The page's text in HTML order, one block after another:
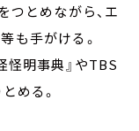
つとめながら、エ
も手がける。
明事典』やTBS
める。